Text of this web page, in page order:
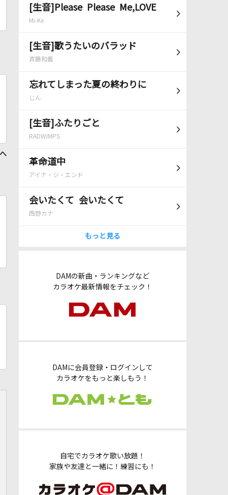
[生音]Please Please Me,LOVE
Mi-Ke
[生音]歌うたいのバラッド
斉藤和義
忘れてしまった夏の終わりに
じん
[生音]ふたりごと
RADWIMPS
革命道中
アイナ・ジ・エンド
会いたくて 会いたくて
西野カナ
もっと見る
DAMの新曲・ランキングなど
カラオケ最新情報をチェック！
DAMに会員登録・ログインして
カラオケをもっと楽しもう！
自宅でカラオケ歌い放題！
家族や友達と一緒に！練習にも！